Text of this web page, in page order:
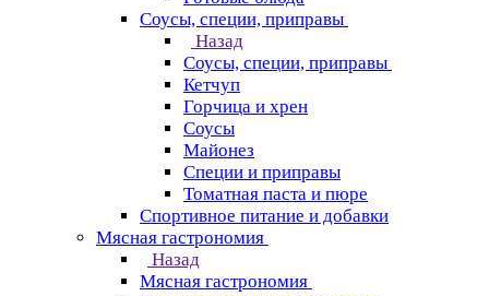
Соусы, специи, приправы
Назад
Соусы, специи, приправы
Кетчуп
Горчица и хрен
Соусы
Майонез
Специи и приправы
Томатная паста и пюре
Спортивное питание и добавки
Мясная гастрономия
Назад
Мясная гастрономия